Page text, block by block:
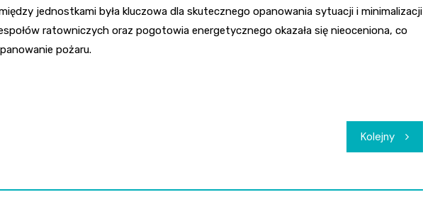
jednostkami była kluczowa dla skutecznego opanowania sytuacji i minimalizacji
ratowniczych oraz pogotowia energetycznego okazała się nieoceniona, co
pożaru.
Kolejny